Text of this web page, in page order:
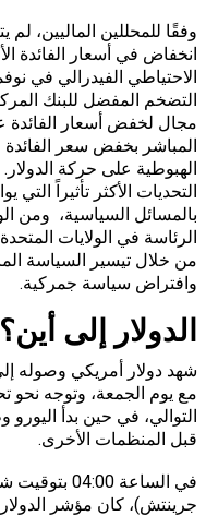
وفقًا للمحللين الماليين،
انخفاض في أسعار الفائدة
الاحتياطي الفيدرالي في
التضخم المفضل للبنك
مجال لخفض أسعار الفائدة
المباشر بخفض سعر
الهبوطية على حركة
التحديات الأكثر تأثيراً التي
بالمسائل السياسية، ومن
الرئاسة في الولايات
من خلال تيسير السياسة
وافتراض سياسة جمركية.
الدولار إلى أين؟
شهد دولار أمريكي وصوله
مع يوم الجمعة، وتوجه نحو
التوالي، في حين بدأ
قبل المنظمات الأخرى.
جرينتش)، كان مؤشر